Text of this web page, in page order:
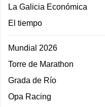
La Galicia Económica
El tiempo
Mundial 2026
Torre de Marathon
Grada de Río
Opa Racing